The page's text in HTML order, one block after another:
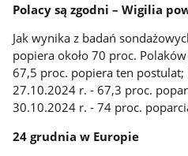
Polacy są zgodni – Wigilia
Jak wynika z badań
popiera około 70 proc.
67,5 proc. popiera ten postulat;
27.10.2024 r. - 67,3 proc.
30.10.2024 r. - 74 proc.
24 grudnia w Europie